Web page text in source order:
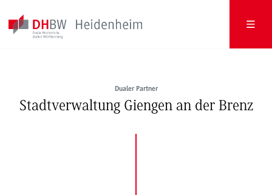
Dualer Partner
Stadtverwaltung Giengen an der Brenz